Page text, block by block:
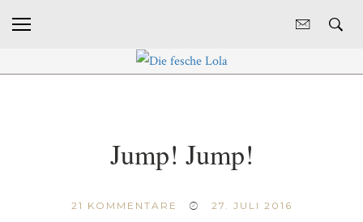
Jump! Jump!
21 KOMMENTARE 27. JULI 2016